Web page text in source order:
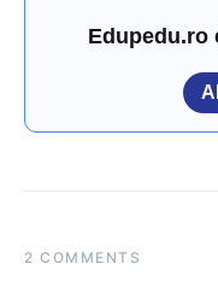
Edupedu.ro
2 COMMENTS